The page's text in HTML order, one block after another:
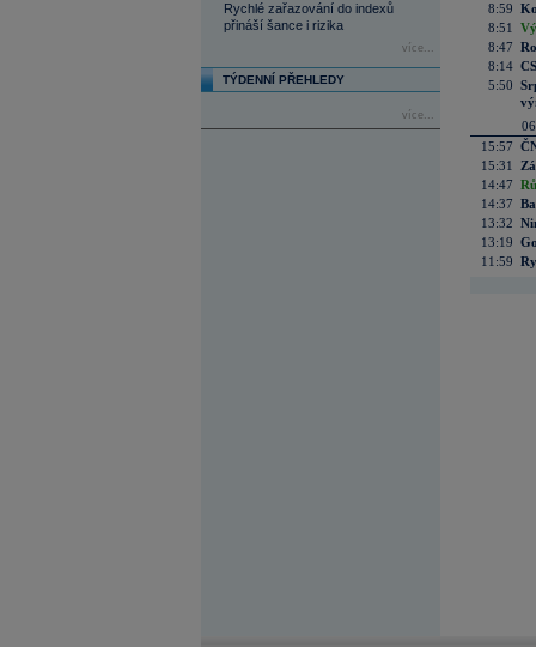
Rychlé zařazování do indexů
přináší šance i rizika
více...
TÝDENNÍ PŘEHLEDY
více...
8:59
8:51
8:47
8:14
5:50
15:57
15:31
14:47
14:37
13:32
13:19
11:59